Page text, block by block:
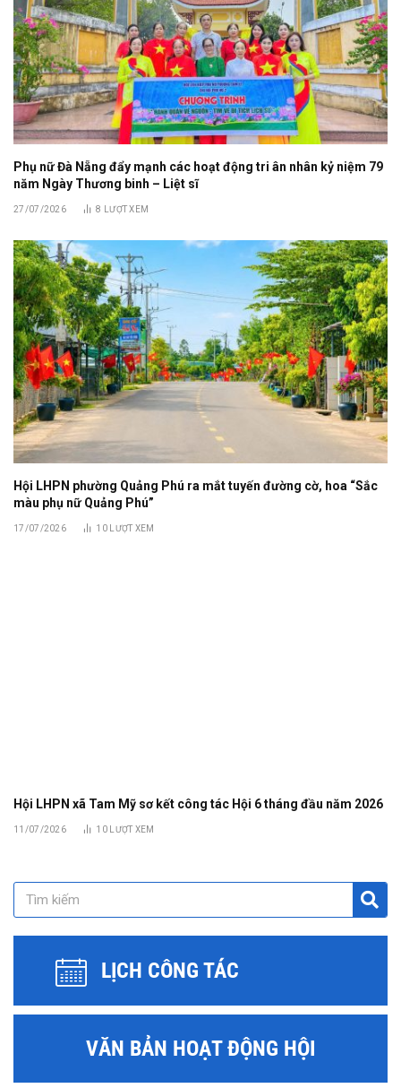
Phụ nữ Đà Nẵng đẩy mạnh các hoạt động tri ân nhân kỷ niệm 79
năm Ngày Thương binh – Liệt sĩ
27/07/2026 8 LƯỢT XEM
Hội LHPN phường Quảng Phú ra mắt tuyến đường cờ, hoa “Sắc
màu phụ nữ Quảng Phú”
17/07/2026 10 LƯỢT XEM
Hội LHPN xã Tam Mỹ sơ kết công tác Hội 6 tháng đầu năm 2026
11/07/2026 10 LƯỢT XEM
LỊCH CÔNG TÁC
VĂN BẢN HOẠT ĐỘNG HỘI